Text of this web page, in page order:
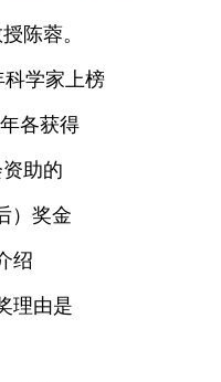
陈蓉。
学家上榜
各获得
助的
）奖金
绍
理由是